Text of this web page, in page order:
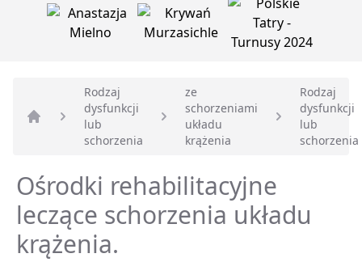
Strona główna
Rodzaj
dysfunkcji
lub
schorzenia
ze
schorzeniami
układu
krążenia
Rodzaj
dysfunkcji
lub
schorzenia
Ośrodki rehabilitacyjne
leczące schorzenia układu
krążenia.